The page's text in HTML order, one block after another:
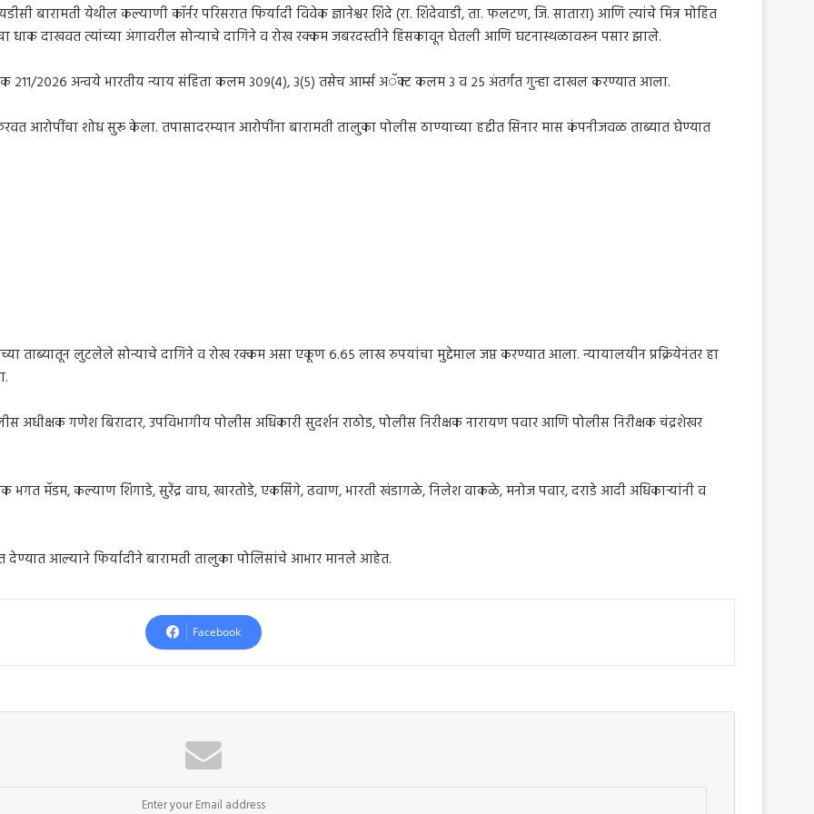
बारामती येथील कल्याणी कॉर्नर परिसरात फिर्यादी विवेक ज्ञानेश्वर शिंदे (रा. शिंदेवाडी, ता. फलटण, जि. सातारा) आणि त्यांचे मित्र मोहित
धाक दाखवत त्यांच्या अंगावरील सोन्याचे दागिने व रोख रक्कम जबरदस्तीने हिसकावून घेतली आणि घटनास्थळावरून पसार झाले.
२११/२०२६ अन्वये भारतीय न्याय संहिता कलम ३०९(४), ३(५) तसेच आर्म्स अॅक्ट कलम ३ व २५ अंतर्गत गुन्हा दाखल करण्यात आला.
आरोपींचा शोध सुरू केला. तपासादरम्यान आरोपींना बारामती तालुका पोलीस ठाण्याच्या हद्दीत सिनार मास कंपनीजवळ ताब्यात घेण्यात
ताब्यातून लुटलेले सोन्याचे दागिने व रोख रक्कम असा एकूण ६.६५ लाख रुपयांचा मुद्देमाल जप्त करण्यात आला. न्यायालयीन प्रक्रियेनंतर हा
गणेश बिरादार, उपविभागीय पोलीस अधिकारी सुदर्शन राठोड, पोलीस निरीक्षक नारायण पवार आणि पोलीस निरीक्षक चंद्रशेखर
भगत मॅडम, कल्याण शिंगाडे, सुरेंद्र वाघ, खारतोडे, एकसिंगे, ढवाण, भारती खंडागळे, निलेश वाकळे, मनोज पवार, दराडे आदी अधिकाऱ्यांनी व
आल्याने फिर्यादीने बारामती तालुका पोलिसांचे आभार मानले आहेत.
Facebook